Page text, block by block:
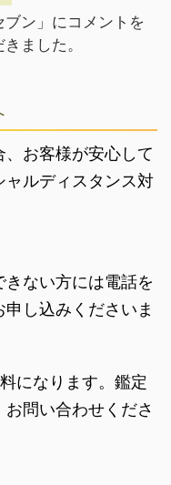
ブン」にコメントを
ました。
お客様が安心して
ルディスタンス対
ない方には電話を
し込みくださいま
になります。鑑定
問い合わせくださ